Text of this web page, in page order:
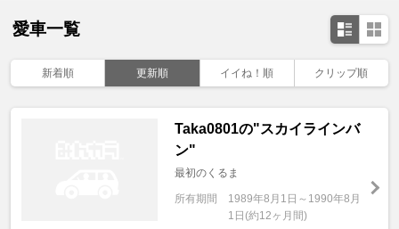
愛車一覧
新着順 更新順 イイね！順 クリップ順
Taka0801の"スカイラインバ
ン"
最初のくるま
所有期間
1989年8月1日～1990年8月
1日(約12ヶ月間)